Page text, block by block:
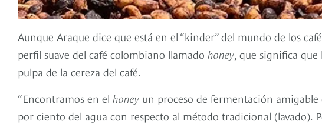
Aunque Araque dice que está en el “kinder” del mundo de los
perfil suave del café colombiano llamado honey, que significa que
pulpa de la cereza del café.
“Encontramos en el honey un proceso de fermentación
por ciento del agua con respecto al método tradicional (lavado).